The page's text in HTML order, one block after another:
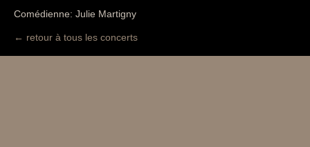
Comédienne: Julie Martigny
← retour à tous les concerts